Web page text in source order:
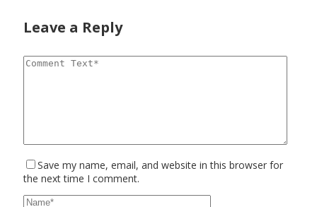
Leave a Reply
Save my name, email, and website in this browser for
the next time I comment.